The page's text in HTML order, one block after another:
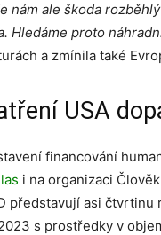
nám ale škoda
Hledáme proto
a zmínila také
USA
financování
i na organizaci
představují asi
s prostředky v